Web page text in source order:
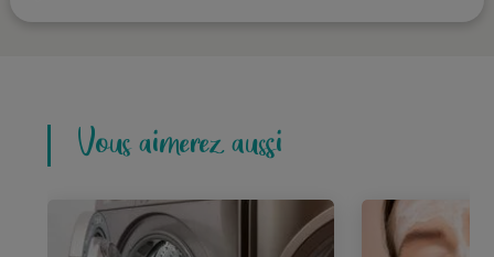
Vous aimerez aussi